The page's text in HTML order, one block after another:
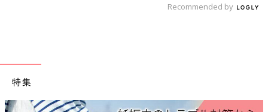
Recommended by
特集